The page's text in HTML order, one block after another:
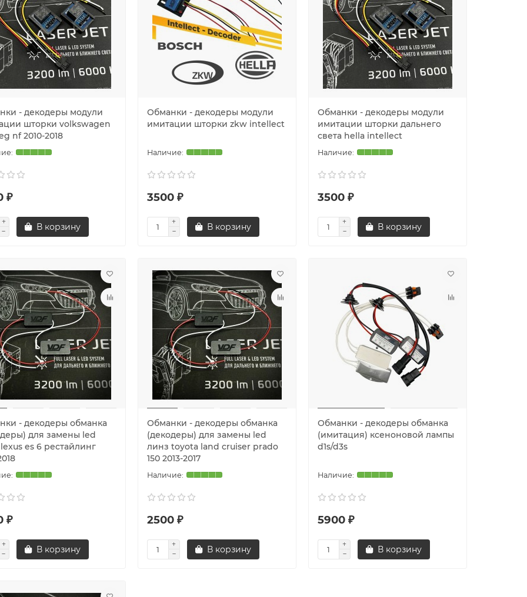
- декодеры модули
шторки volkswagen
nf 2010-2018
₽
В корзину
Обманки - декодеры модули
имитации шторки zkw intellect
3500 ₽
В корзину
Обманки - декодеры модули
имитации шторки дальнего
света hella intellect
3500 ₽
В корзину
- декодеры обманка
для замены led
es 6 рестайлинг
₽
В корзину
Обманки - декодеры обманка
(декодеры) для замены led
линз toyota land cruiser prado
150 2013-2017
2500 ₽
В корзину
Обманки - декодеры обманка
(имитация) ксеноновой лампы
d1s/d3s
5900 ₽
В корзину